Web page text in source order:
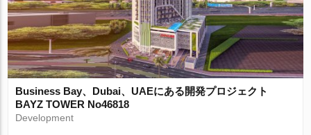
Business Bay、Dubai、UAEにある開発プロジェクト
BAYZ TOWER No46818
Development